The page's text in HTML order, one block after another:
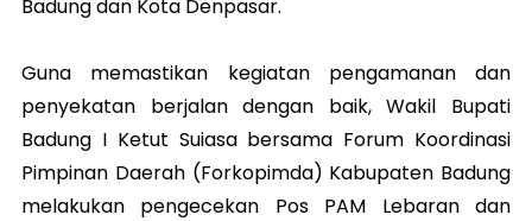
Badung dan Kota Denpasar.
Guna memastikan kegiatan pengamanan dan
penyekatan berjalan dengan baik, Wakil Bupati
Badung I Ketut Suiasa bersama Forum Koordinasi
Pimpinan Daerah (Forkopimda) Kabupaten Badung
melakukan pengecekan Pos PAM Lebaran dan